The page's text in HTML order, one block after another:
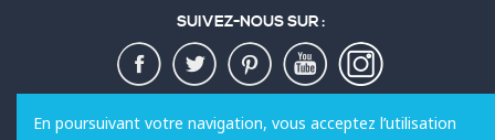
SUIVEZ-NOUS SUR :
MODES DE PAIEMENT :
En poursuivant votre navigation, vous acceptez l’utilisation